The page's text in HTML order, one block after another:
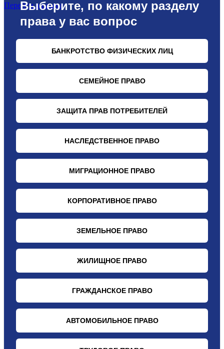
Перейти в раздел